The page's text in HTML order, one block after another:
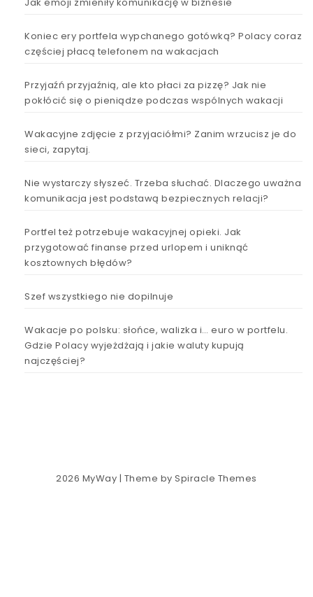
Koniec ery portfela wypchanego gotówką? Polacy coraz
częściej płacą telefonem na wakacjach
Przyjaźń przyjaźnią, ale kto płaci za pizzę? Jak nie
pokłócić się o pieniądze podczas wspólnych wakacji
Wakacyjne zdjęcie z przyjaciółmi? Zanim wrzucisz je do
sieci, zapytaj.
Nie wystarczy słyszeć. Trzeba słuchać. Dlaczego uważna
komunikacja jest podstawą bezpiecznych relacji?
Portfel też potrzebuje wakacyjnej opieki. Jak
przygotować finanse przed urlopem i uniknąć
kosztownych błędów?
Szef wszystkiego nie dopilnuje
Wakacje po polsku: słońce, walizka i… euro w portfelu.
Gdzie Polacy wyjeżdżają i jakie waluty kupują
najczęściej?
2026 MyWay | Theme bySpiracle Themes